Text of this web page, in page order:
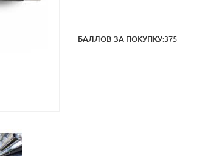
БАЛЛОВ ЗА ПОКУПКУ:375